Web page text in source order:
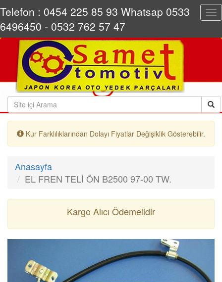
Telefon : 0454 225 85 93 Whatsap 0533
6496450 - 0532 762 57 47
Kur Farklılıklarından Dolayı Fiyatlar Değişiklik Gösterebilir.
Anasayfa
EL FREN TELİ ÖN B2500 97-00 TW.
Kargo Alıcı Ödemelidir